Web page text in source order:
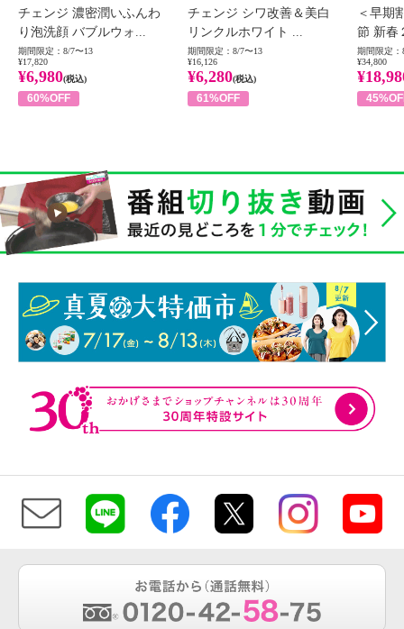
チェンジ 濃密潤いふんわ
り泡洗顔 バブルウォ...
期間限定：8/7〜13
¥17,820
¥6,980(税込)
60%OFF
チェンジ シワ改善＆美白
リンクルホワイト ...
期間限定：8/7〜13
¥16,126
¥6,280(税込)
61%OFF
＜早期
節 新春
期間限定：
¥34,800